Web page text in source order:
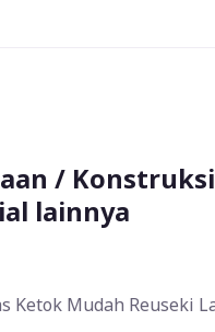
/ Konstruksi
lainnya